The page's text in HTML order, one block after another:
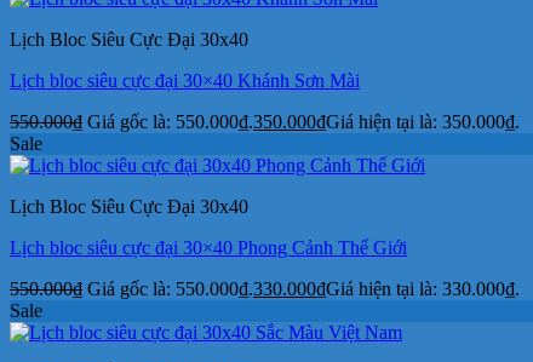
Lịch Bloc Siêu Cực Đại 30x40
Lịch bloc siêu cực đại 30×40 Khánh Sơn Mài
550.000₫ Giá gốc là: 550.000₫.350.000₫Giá hiện tại là: 350.000₫.
Sale
Lịch Bloc Siêu Cực Đại 30x40
Lịch bloc siêu cực đại 30×40 Phong Cảnh Thế Giới
550.000₫ Giá gốc là: 550.000₫.330.000₫Giá hiện tại là: 330.000₫.
Sale